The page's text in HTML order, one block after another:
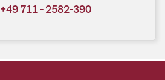
+49 711 - 2582-390